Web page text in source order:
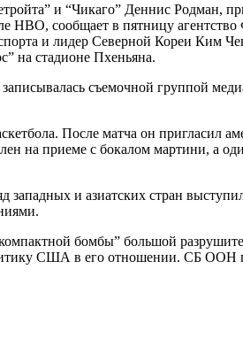
и “Чикаго” Деннис Родман,
HBO, сообщает в пятницу
и лидер Северной Кореи Ким
на стадионе Пхеньяна.
съемочной группой
После матча он пригласил
на приеме с бокалом мартини, а
и азиатских стран
бомбы” большой
США в его отношении. СБ ООН